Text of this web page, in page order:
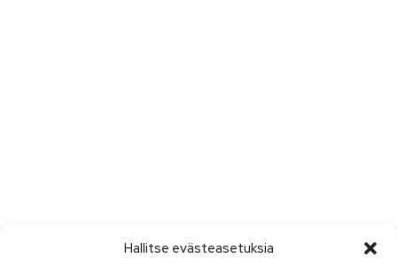
Hallitse evästeasetuksia